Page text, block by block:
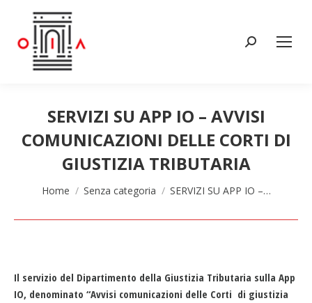
Cerca:
SERVIZI SU APP IO – AVVISI
COMUNICAZIONI DELLE CORTI DI
GIUSTIZIA TRIBUTARIA
Tu sei qui:
Home Senza categoria SERVIZI SU APP IO –…
Il servizio del Dipartimento della Giustizia Tributaria sulla App
IO, denominato “Avvisi comunicazioni delle Corti di giustizia